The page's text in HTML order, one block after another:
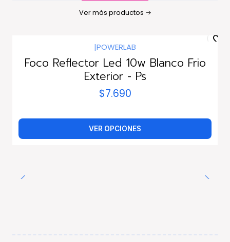
Ver más productos
|POWERLAB
Foco Reflector Led 10w Blanco Frio
Exterior - Ps
$7.690
VER OPCIONES